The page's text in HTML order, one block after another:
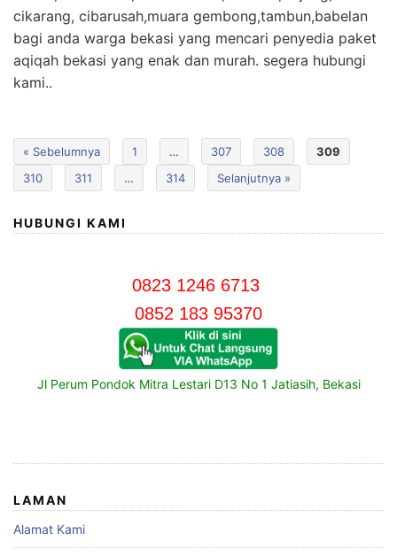
cikarang, cibarusah,muara gembong,tambun,babelan
bagi anda warga bekasi yang mencari penyedia paket
aqiqah bekasi yang enak dan murah. segera hubungi
kami..
« Sebelumnya 1 … 307 308
309
310
311 … 314 Selanjutnya »
HUBUNGI KAMI
0823 1246 6713
0852 183 95370
Jl Perum Pondok Mitra Lestari D13 No 1 Jatiasih, Bekasi
LAMAN
Alamat Kami